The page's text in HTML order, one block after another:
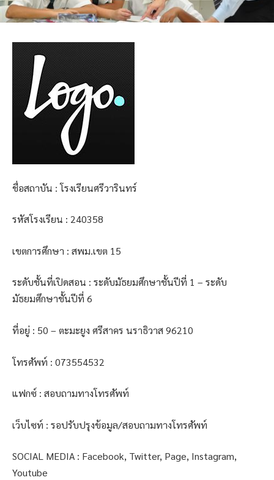
ชื่อสถาบัน : โรงเรียนศรีวารินทร์
รหัสโรงเรียน : 240358
เขตการศึกษา : สพม.เขต 15
ระดับชั้นที่เปิดสอน : ระดับมัธยมศึกษาชั้นปีที่ 1 – ระดับ
มัธยมศึกษาชั้นปีที่ 6
ที่อยู่ : 50 – ตะมะยูง ศรีสาคร นราธิวาส 96210
โทรศัพท์ : 073554532
แฟกซ์ : สอบถามทางโทรศัพท์
เว็บไซท์ : รอปรับปรุงข้อมูล/สอบถามทางโทรศัพท์
SOCIAL MEDIA : Facebook, Twitter, Page, Instagram,
Youtube